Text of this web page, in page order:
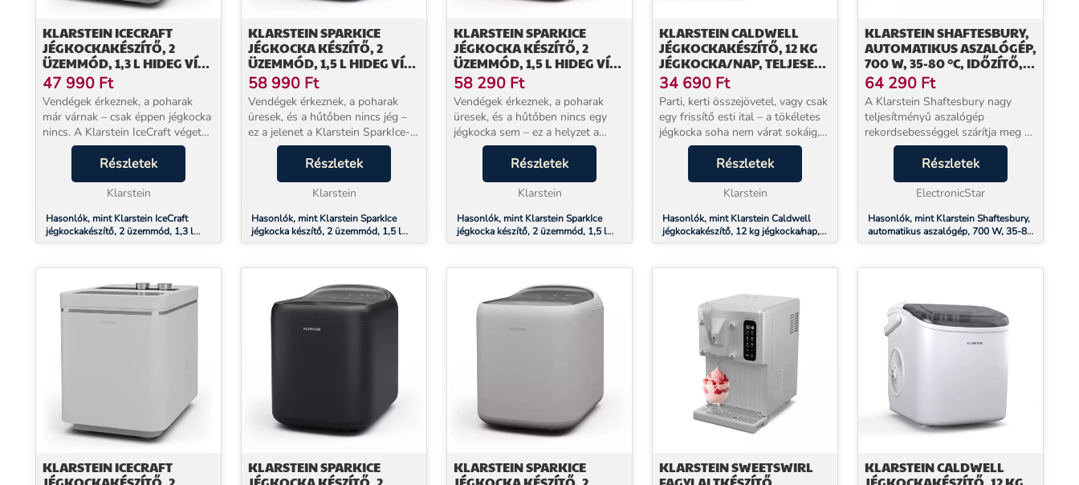
KLARSTEIN ICECRAFT
JÉGKOCKAKÉSZÍTŐ, 2
ÜZEMMÓD, 1,3 L HIDEG VÍZ,
AUTOMATIKUS TISZTÍTÁS,
12 KG/24 H
47 990 Ft
Vendégek érkeznek, a poharak
már várnak – csak éppen jégkocka
nincs. A Klarstein IceCraft véget
vet ennek a bosszúságnak: a
kompakt jégkocka-készítő napi
akár 12 kg jeget állít elő
közvetlenül a konyh...
Részletek
Klarstein
Hasonlók, mint Klarstein IceCraft
jégkockakészítő, 2 üzemmód, 1,3 l
hideg víz, automatikus tisztítás, 12
KLARSTEIN SPARKICE
JÉGKOCKA KÉSZÍTŐ, 2
ÜZEMMÓD, 1,5 L HIDEG VÍZ,
AUTOMATIKUS TISZTÍTÁS,
15 KG/24 Ó
58 990 Ft
Vendégek érkeznek, a poharak
üresek, és a hűtőben nincs jég –
ez a jelenet a Klarstein SparkIce-
szal a múlté. Ez a kompakt
jégkészítő akár napi 15 kg jeget
termel, az 1,5 literes tároló
tartályban ped...
Részletek
Klarstein
Hasonlók, mint Klarstein SparkIce
jégkocka készítő, 2 üzemmód, 1,5 l
hideg víz, automatikus tisztítás, 15
KLARSTEIN SPARKICE
JÉGKOCKA KÉSZÍTŐ, 2
ÜZEMMÓD, 1,5 L HIDEG VÍZ,
AUTOMATIKUS TISZTÍTÁS,
15 KG/24 ÓRA
58 290 Ft
Vendégek érkeznek, a poharak
üresek, és a hűtőben nincs egy
jégkocka sem – ez a helyzet a
Klarstein SparkIce-szal többé nem
fordulhat elő. Ez a kompakt
jégkocka-készítő akár napi 15 kg
jeget állít elő...
Részletek
Klarstein
Hasonlók, mint Klarstein SparkIce
jégkocka készítő, 2 üzemmód, 1,5 l
hideg víz, automatikus tisztítás, 15
KLARSTEIN CALDWELL
JÉGKOCKAKÉSZÍTŐ, 12 KG
JÉGKOCKA/NAP, TELJESEN
AUTOMATIKUS, LED
KIJELZŐ, KÖNNYŰ
TISZTÍTÁS
34 690 Ft
Parti, kerti összejövetel, vagy csak
egy frissítő esti ital – a tökéletes
jégkocka soha nem várat sokáig,
ha a Klarstein Caldwell jégkészítő
kéznél van. Mindössze 6 perc alatt
9 bulletjégkocka kerül a...
Részletek
Klarstein
Hasonlók, mint Klarstein Caldwell
jégkockakészítő, 12 kg jégkocka/nap,
teljesen automatikus, LED kijelző,
KLARSTEIN SHAFTESBURY,
AUTOMATIKUS ASZALÓGÉP,
700 W, 35-80 °C, IDŐZÍTŐ,
DIGITÁLIS
ÉRINTŐKÉPERNYŐS
KIJELZŐ
64 290 Ft
A Klarstein Shaftesbury nagy
teljesítményű aszalógép
rekordsebességgel szárítja meg a
gyümölcsöket, zöldségeket,
húsokat és egyéb élelmiszereket,
hogy ízletes, hosszan eltartható
finomságokat és hozz...
Részletek
ElectronicStar
Hasonlók, mint Klarstein Shaftesbury,
automatikus aszalógép, 700 W, 35-80
°C, időzítő, digitális érintőképernyős
KLARSTEIN ICECRAFT
KLARSTEIN SPARKICE
KLARSTEIN SPARKICE
KLARSTEIN SWEETSWIRL
KLARSTEIN CALDWELL